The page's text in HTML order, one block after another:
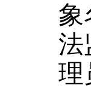
象
法
理